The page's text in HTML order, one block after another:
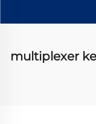
multiplexer